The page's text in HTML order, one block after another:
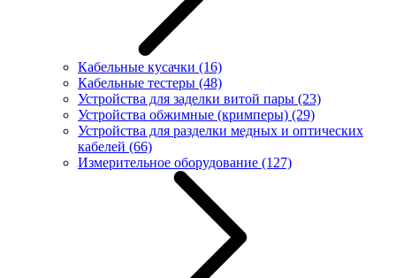
Кабельные кусачки (16)
Кабельные тестеры (48)
Устройства для заделки витой пары (23)
Устройства обжимные (кримперы) (29)
Устройства для разделки медных и оптических
кабелей (66)
Измерительное оборудование (127)